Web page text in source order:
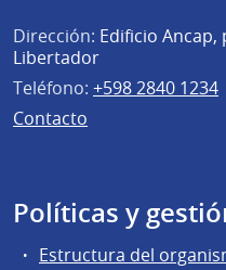
Dirección: Edificio Ancap,
Libertador
Teléfono: +598 2840 1234
Contacto
Políticas y
Estructura del